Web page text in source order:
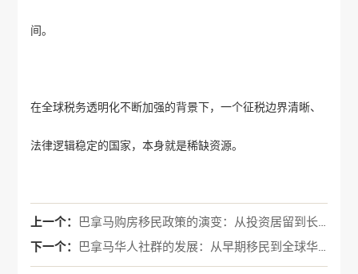
间。
在全球税务透明化不断加强的背景下，一个征税边界清晰、
法律逻辑稳定的国家，本身就是稀缺资源。
上一个：
巴拿马购房移民政策的演变：从投资居留到长期身份配置
下一个：
巴拿马华人社群的发展：从早期移民到全球华人社区核心